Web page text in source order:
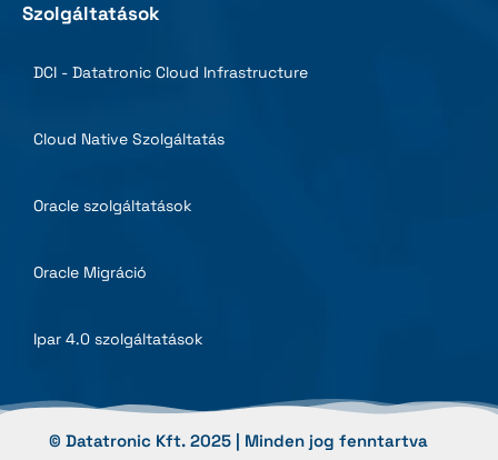
Szolgáltatások
DCI - Datatronic Cloud Infrastructure
Cloud Native Szolgáltatás
Oracle szolgáltatások
Oracle Migráció
Ipar 4.0 szolgáltatások
© Datatronic Kft. 2025 | Minden jog fenntartva